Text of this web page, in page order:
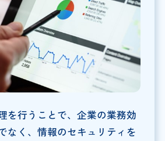
を行うことで、企業の業務効
なく、情報のセキュリティを